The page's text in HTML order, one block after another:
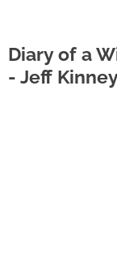
Diary of a
- Jeff